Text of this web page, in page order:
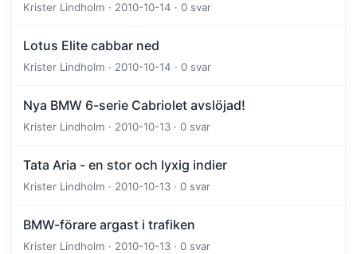
Krister Lindholm · 2010-10-14 · 0 svar
Lotus Elite cabbar ned
Krister Lindholm · 2010-10-14 · 0 svar
Nya BMW 6-serie Cabriolet avslöjad!
Krister Lindholm · 2010-10-13 · 0 svar
Tata Aria - en stor och lyxig indier
Krister Lindholm · 2010-10-13 · 0 svar
BMW-förare argast i trafiken
Krister Lindholm · 2010-10-13 · 0 svar